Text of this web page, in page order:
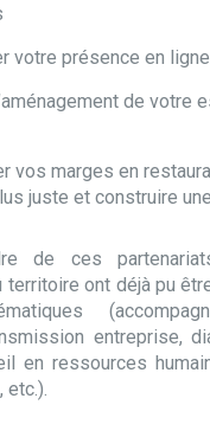
votre présence en ligne
de votre
vos marges en
juste et construire
de ces
ont déjà pu
entreprise,
en ressources